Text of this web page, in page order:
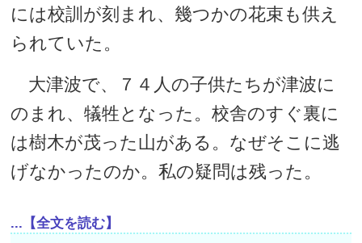
には校訓が刻まれ、幾つかの花束も供え
られていた。
大津波で、７４人の子供たちが津波に
のまれ、犠牲となった。校舎のすぐ裏に
は樹木が茂った山がある。なぜそこに逃
げなかったのか。私の疑問は残った。
...【全文を読む】